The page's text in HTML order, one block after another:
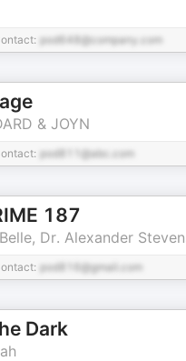
pod648@company.com
& JOYN
pod811@abc.com
187
Dr. Alexander
pod816@gmail.com
Dark